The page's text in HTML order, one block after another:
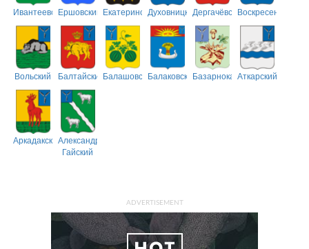
ИвантеевскийЕршовский ЕкатериновскийДуховницкийДергачёвскийВоскресенский
Вольский БалтайскийБалашовскийБалаковскийБазарнокарабулакский
Аткарский
АркадакскийАлександрово-
Гайский
ADVERTISEMENT